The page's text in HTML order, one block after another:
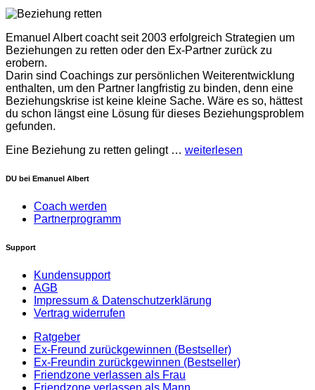
Emanuel Albert coacht seit 2003 erfolgreich Strategien um
Beziehungen zu retten oder den Ex-Partner zurück zu
erobern.
Darin sind Coachings zur persönlichen Weiterentwicklung
enthalten, um den Partner langfristig zu binden, denn eine
Beziehungskrise ist keine kleine Sache. Wäre es so, hättest
du schon längst eine Lösung für dieses Beziehungsproblem
gefunden.
Eine Beziehung zu retten gelingt … weiterlesen
DU bei Emanuel Albert
Coach werden
Partnerprogramm
Support
Kundensupport
AGB
Impressum & Datenschutzerklärung
Vertrag widerrufen
Ratgeber
Ex-Freund zurückgewinnen (Bestseller)
Ex-Freundin zurückgewinnen (Bestseller)
Friendzone verlassen als Frau